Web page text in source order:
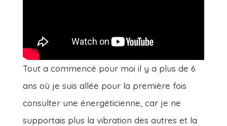
Tout a commencé pour moi il y a plus de 6
ans où je suis allée pour la première fois
consulter une énergéticienne, car je ne
supportais plus la vibration des autres et la